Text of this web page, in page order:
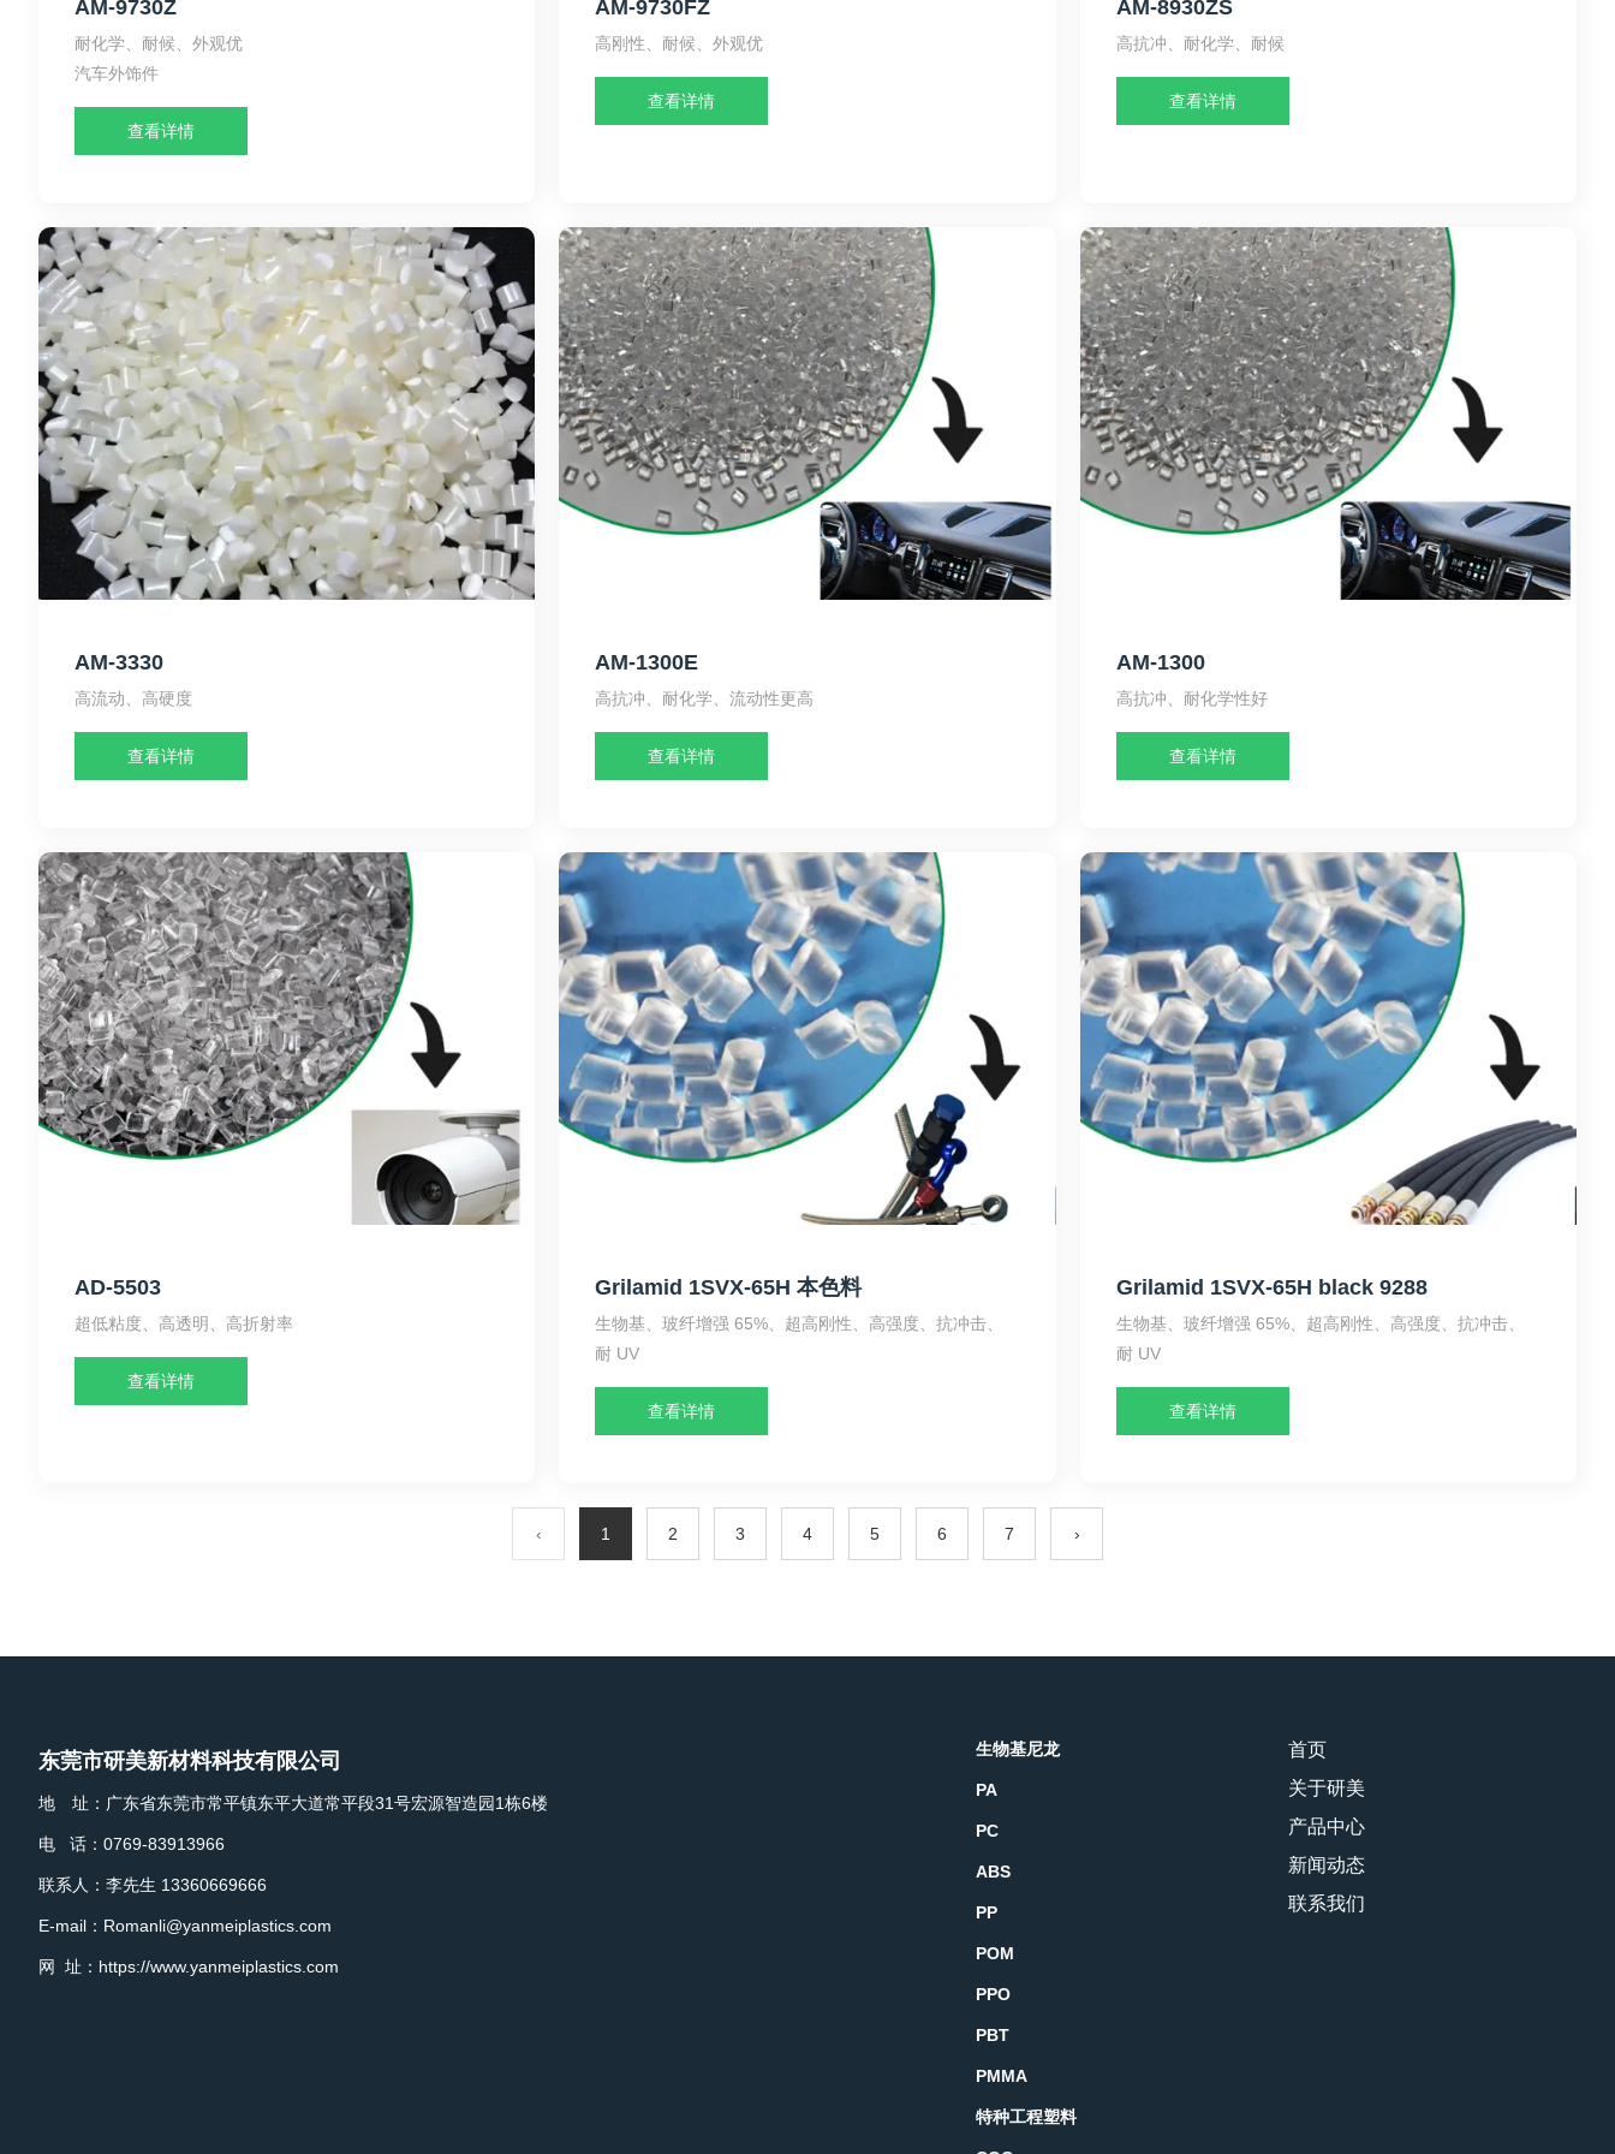
AM-9730Z
耐化学、耐候、外观优
汽车外饰件
查看详情
AM-9730FZ
高刚性、耐候、外观优
查看详情
AM-8930ZS
高抗冲、耐化学、耐候
查看详情
AM-3330
高流动、高硬度
查看详情
AM-1300E
高抗冲、耐化学、流动性更高
查看详情
AM-1300
高抗冲、耐化学性好
查看详情
AD-5503
超低粘度、高透明、高折射率
查看详情
Grilamid 1SVX-65H 本色料
生物基、玻纤增强 65%、超高刚性、高强度、抗冲击、
耐 UV
查看详情
Grilamid 1SVX-65H black 9288
生物基、玻纤增强 65%、超高刚性、高强度、抗冲击、
耐 UV
查看详情
‹ 1 2 3 4 5 6 7 ›
东莞市研美新材料科技有限公司
地 址：广东省东莞市常平镇东平大道常平段31号宏源智造园1栋6楼
电 话：0769-83913966
联系人：李先生 13360669666
E-mail：Romanli@yanmeiplastics.com
网 址：https://www.yanmeiplastics.com
生物基尼龙
PA
PC
ABS
PP
POM
PPO
PBT
PMMA
特种工程塑料
首页
关于研美
产品中心
新闻动态
联系我们